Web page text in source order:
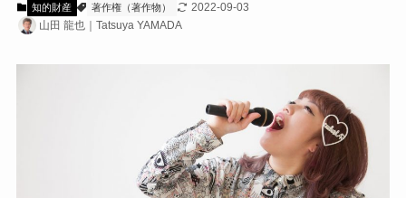
知的財産 著作権（著作物）
2022-09-03
山田 龍也｜Tatsuya YAMADA